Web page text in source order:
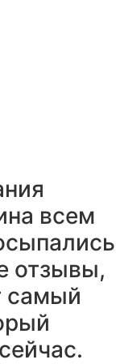
всем
отзывы,
самый